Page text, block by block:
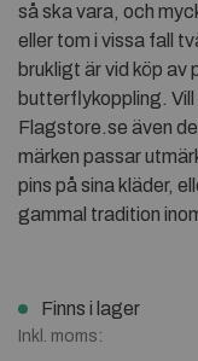
så ska vara, och
eller tom i vissa fall
brukligt är vid köp av
butterflykoppling.
Flagstore.se även
märken passar
pins på sina kläder,
gammal tradition
Finns i lager
Inkl. moms: